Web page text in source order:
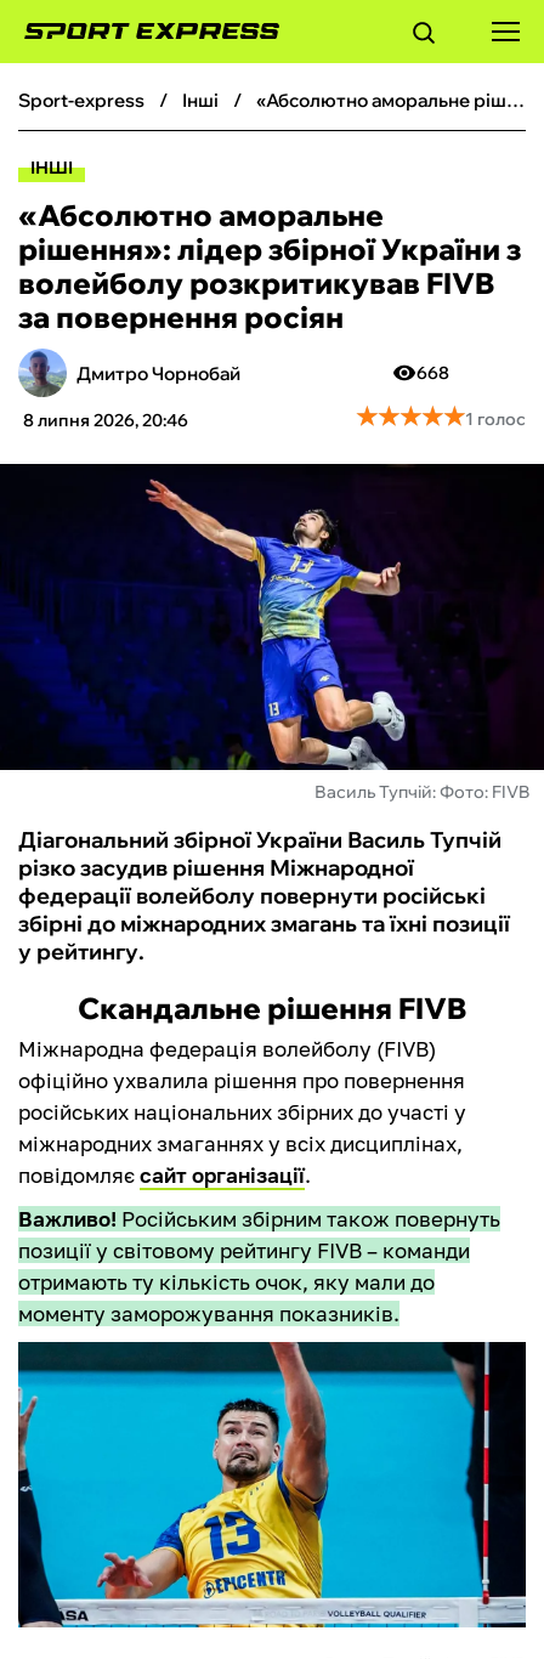
ФУТБОЛ
БОКС
ХОКЕЙ
ТЕНІС
КІБЕРСПОРТ
ФУТЗАЛ
ІНШІ
БУКМЕКЕРИ
sport-express інші «Абсолютно аморальне рішення»: лідер збірної України з волейболу розкритикував FIVB за повернення росіян
ІНШІ
«Абсолютно аморальне
рішення»: лідер збірної України з
волейболу розкритикував FIVB
за повернення росіян
Дмитро Чорнобай
8 липня 2026, 20:46
668
★★★★★
★★★★★1 голос
Василь Тупчій: Фото: FIVB
Діагональний збірної України Василь Тупчій
різко засудив рішення Міжнародної
федерації волейболу повернути російські
збірні до міжнародних змагань та їхні позиції
у рейтингу.
Скандальне рішення FIVB
Міжнародна федерація волейболу (FIVB)
офіційно ухвалила рішення про повернення
російських національних збірних до участі у
міжнародних змаганнях у всіх дисциплінах,
повідомляєсайт організації.
Важливо! Російським збірним також повернуть
позиції у світовому рейтингу FIVB – команди
отримають ту кількість очок, яку мали до
моменту заморожування показників.